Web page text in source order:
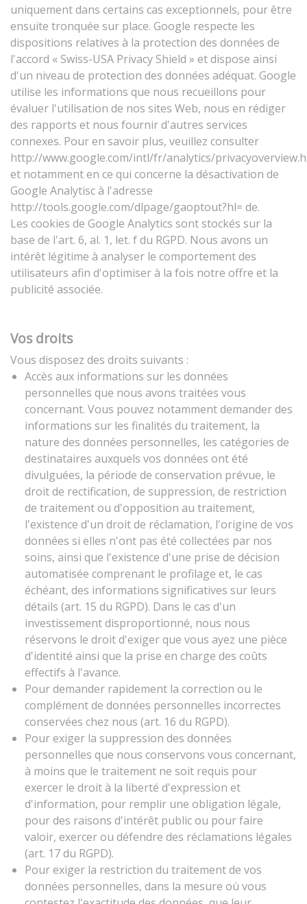
uniquement dans certains cas exceptionnels, pour être
ensuite tronquée sur place. Google respecte les
dispositions relatives à la protection des données de
l'accord « Swiss-USA Privacy Shield » et dispose ainsi
d'un niveau de protection des données adéquat. Google
utilise les informations que nous recueillons pour
évaluer l'utilisation de nos sites Web, nous en rédiger
des rapports et nous fournir d'autres services
connexes. Pour en savoir plus, veuillez consulter
http://www.google.com/intl/fr/analytics/
et notamment en ce qui concerne la désactivation de
Google Analytisc à l'adresse
http://tools.google.com/dlpage/gaoptout?hl= de.
Les cookies de Google Analytics sont stockés sur la
base de l'art. 6, al. 1, let. f du RGPD. Nous avons un
intérêt légitime à analyser le comportement des
utilisateurs afin d'optimiser à la fois notre offre et la
publicité associée.
Vos droits
Vous disposez des droits suivants :
Accès aux informations sur les données
personnelles que nous avons traitées vous
concernant. Vous pouvez notamment demander des
informations sur les finalités du traitement, la
nature des données personnelles, les catégories de
destinataires auxquels vos données ont été
divulguées, la période de conservation prévue, le
droit de rectification, de suppression, de restriction
de traitement ou d'opposition au traitement,
l'existence d'un droit de réclamation, l'origine de vos
données si elles n'ont pas été collectées par nos
soins, ainsi que l'existence d'une prise de décision
automatisée comprenant le profilage et, le cas
échéant, des informations significatives sur leurs
détails (art. 15 du RGPD). Dans le cas d'un
investissement disproportionné, nous nous
réservons le droit d'exiger que vous ayez une pièce
d'identité ainsi que la prise en charge des coûts
effectifs à l'avance.
Pour demander rapidement la correction ou le
complément de données personnelles incorrectes
conservées chez nous (art. 16 du RGPD).
Pour exiger la suppression des données
personnelles que nous conservons vous concernant,
à moins que le traitement ne soit requis pour
exercer le droit à la liberté d'expression et
d'information, pour remplir une obligation légale,
pour des raisons d'intérêt public ou pour faire
valoir, exercer ou défendre des réclamations légales
(art. 17 du RGPD).
Pour exiger la restriction du traitement de vos
données personnelles, dans la mesure où vous